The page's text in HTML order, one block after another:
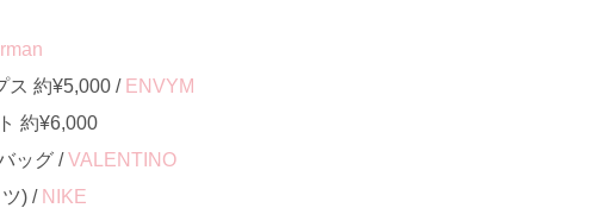
ス 約¥5,000 / ENVYM
約¥6,000
ッグ /VALENTINO
) / NIKE